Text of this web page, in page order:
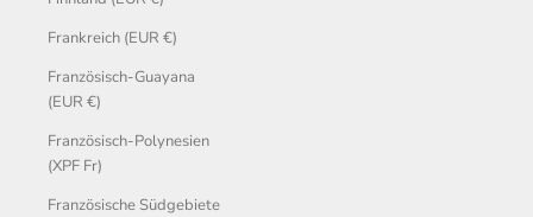
Frankreich (EUR €)
Französisch-Guayana
(EUR €)
Französisch-Polynesien
(XPF Fr)
Französische Südgebiete